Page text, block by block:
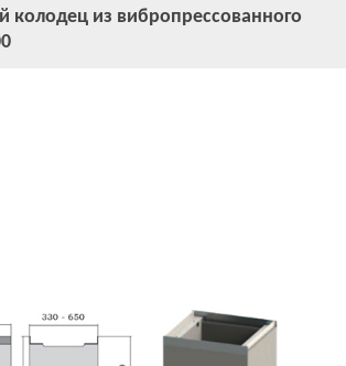
из вибропрессованного